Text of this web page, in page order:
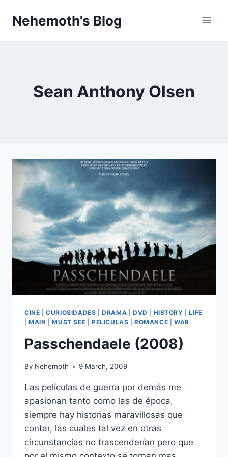
Nehemoth's Blog
Sean Anthony Olsen
CINE |CURIOSIDADES |DRAMA DVD HISTORY |LIFE
|MAIN |MUST SEE PELICULAS |ROMANCE |WAR
Passchendaele (2008)
By Nehemoth 9 March, 2009
Las películas de guerra por demás me
apasionan tanto como las de época,
siempre hay historias maravillosas que
contar, las cuales tal vez en otras
circunstancias no trascenderían pero que